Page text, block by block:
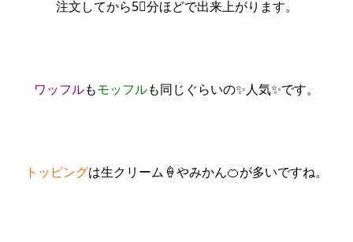
注文してから5⃣分ほどで出来上がります。
ワッフルもモッフルも同じぐらいの✨人気✨です。
トッピングは生クリーム🍦やみかん🍊が多いですね。